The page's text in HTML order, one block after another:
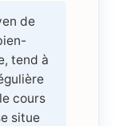
de
tend à
cours
situe